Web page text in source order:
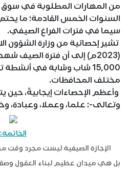
من المهارات المطلوبة في سوق
السنوات الخمس القادمة؛ ما يحتم
سيما في فترات الفراغ الصيفي.
تشير إحصائية من وزارة الشؤون
(2023م) إلى أن فترة الصيف
15٫000 شاب وشابة في
مختلف المحافظات.
وأعظم الإحصاءات إيجابيةً، حين
وتعالى-: علما، وعملا، وعبادة،
الخاتمة:
الإجازة الصيفية ليست مجرد وقت
بل هي ميدان عظيم لبناء العقول